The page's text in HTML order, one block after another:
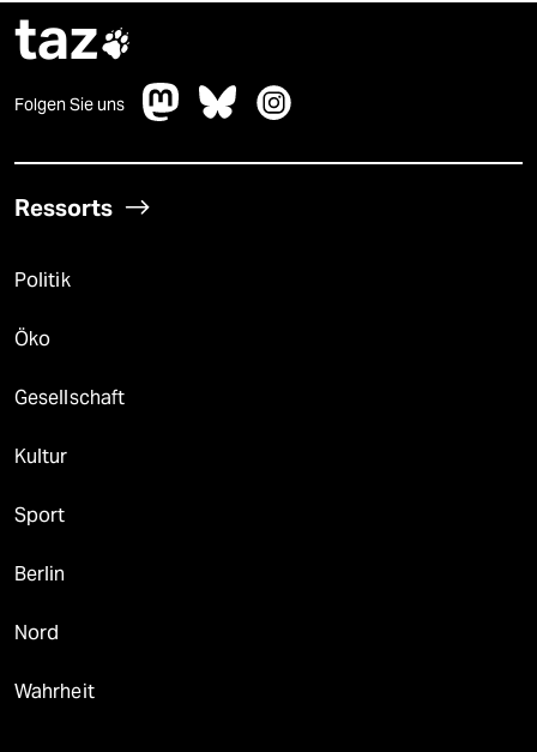
taz
Folgen Sie uns
Ressorts
Politik
Öko
Gesellschaft
Kultur
Sport
Berlin
Nord
Wahrheit